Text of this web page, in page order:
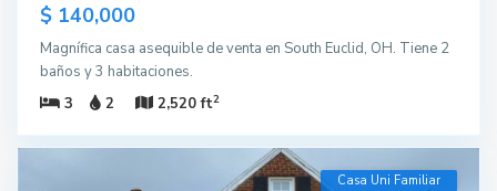
$ 140,000
Magnífica casa asequible de venta en South Euclid, OH. Tiene 2
baños y 3 habitaciones.
3
2 2,520 ft2
Casa Uni Familiar